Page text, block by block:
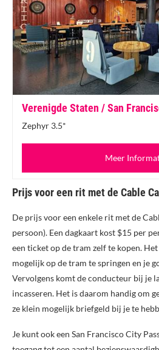
Verenigde Staten / San
Zephyr 3.5*
Meer
Prijs voor een rit met de Cable
De prijs voor een enkele rit met de
persoon). Een dagkaart kost $15 per
een ticket op de tram zelf te kopen.
mogelijk op de tram te springen en je
Vervolgens komt de conducteur bij je
incasseren. Het is daarom handig om
ze klein mogelijk briefgeld bij je te
Je kunt ook een San Francisco City